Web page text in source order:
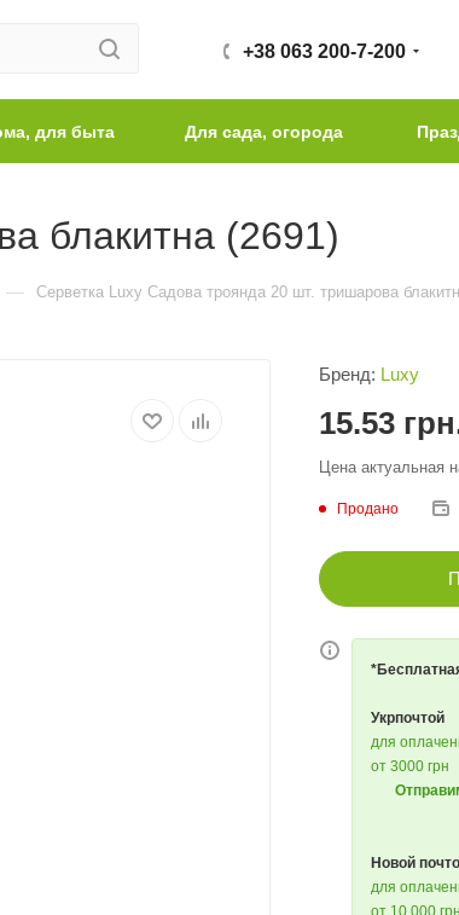
+38 063 200-7-200
для быта Для сада, огорода
блакитна (2691)
— Серветка Luxy Садова троянда 20 шт. тришарова
Бренд: Luxy
15.53
Цена актуальная
Продано
Укрпочтой
для
от 3000 грн
Новой
для
от 10 000 грн